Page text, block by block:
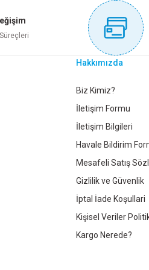
Gönder
SENTETİK 582 NEFTİ YEŞİL 2,5 LT
Hakkımızda
Biz Kimiz?
İletişim Formu
İletişim Bilgileri
Havale Bildirim
Mesafeli Satış
Gizlilik ve Güvenlik
İptal İade Koşullari
Kişisel Veriler
Kargo Nerede?